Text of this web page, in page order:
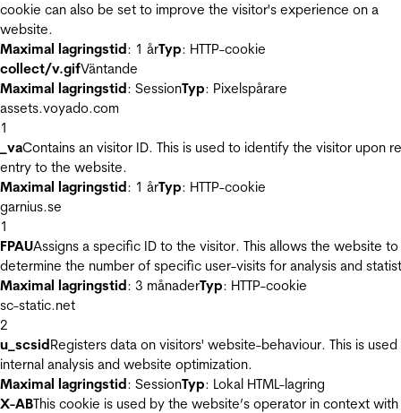
cookie can also be set to improve the visitor's experience on a
website.
Maximal lagringstid: 1 årTyp: HTTP-cookie
collect/v.gifVäntande
Maximal lagringstid: SessionTyp: Pixelspårare
assets.voyado.com
1
_vaContains an visitor ID. This is used to identify the visitor upon
entry to the website.
Maximal lagringstid: 1 årTyp: HTTP-cookie
garnius.se
1
FPAUAssigns a specific ID to the visitor. This allows the website to
determine the number of specific user-visits for analysis and
Maximal lagringstid: 3 månaderTyp: HTTP-cookie
sc-static.net
2
u_scsidRegisters data on visitors' website-behaviour. This is
internal analysis and website optimization.
Maximal lagringstid: SessionTyp: Lokal HTML-lagring
X-ABThis cookie is used by the website’s operator in context with